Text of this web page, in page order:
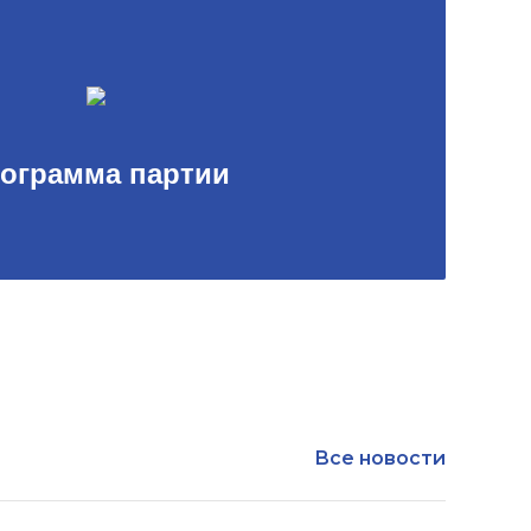
партии
Все новости